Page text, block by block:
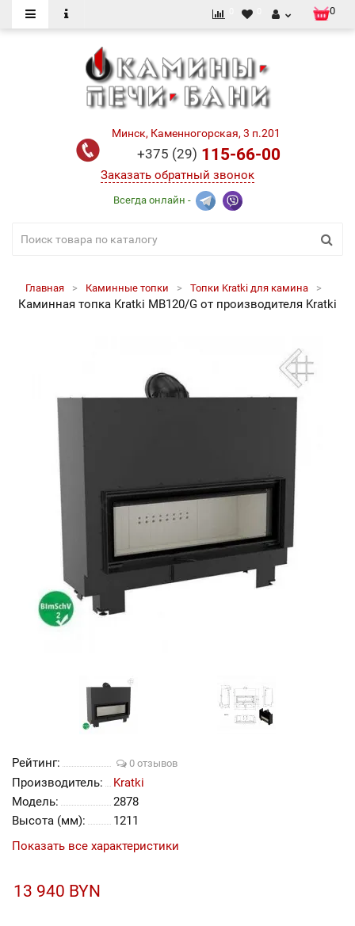
0
Минск, Каменногорская, 3 п.201
+375 (29) 115-66-00
Заказать обратный звонок
Всегда онлайн -
Главная Каминные топки Топки Kratki для камина
Каминная топка Kratki MB120/G от производителя Kratki
Рейтинг: 0 отзывов
Производитель:
Kratki
Модель:
2878
Высота (мм):
1211
Показать все характеристики
13 940 BYN